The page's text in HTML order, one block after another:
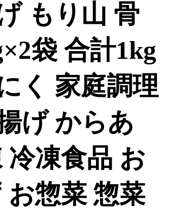
もり山 骨
袋 合計1kg
く 家庭調理
げ からあ
冷凍食品 お
お惣菜 惣菜